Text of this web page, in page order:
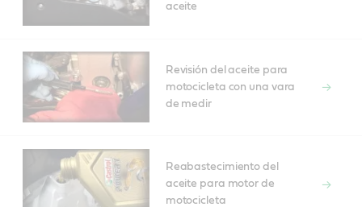
aceite
Revisión del aceite para
motocicleta con una vara
de medir
Reabastecimiento del
aceite para motor de
motocicleta